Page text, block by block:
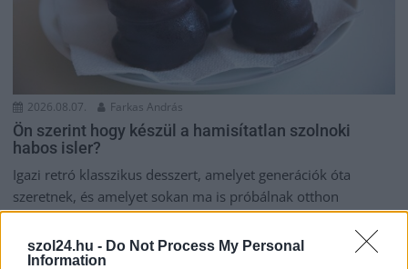
szol24.hu - Do Not Process My Personal
Information
2026.08.07. Farkas András
Ön szerint hogy készül a hamisítatlan szolnoki
habos isler?
Igazi retró klasszikus desszert, amelyet generációk óta
szeretnek, és amelyet sokan ma is próbálnak otthon
újraalkotni....
Szolnok